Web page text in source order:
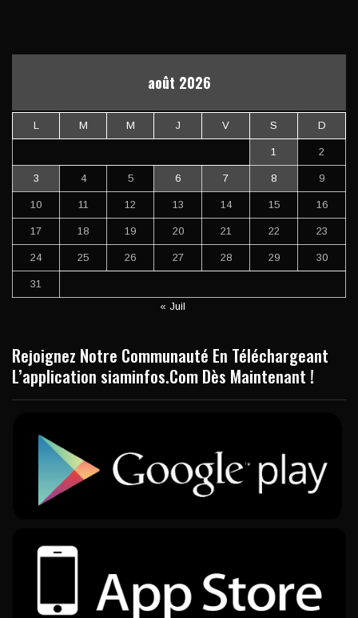
août 2026
L M M J V S D
1 2
3 4 5 6 7 8 9
10 11 12 13 14 15 16
17 18 19 20 21 22 23
24 25 26 27 28 29 30
31
« Juil
Rejoignez Notre Communauté En Téléchargeant
L’application siaminfos.Com Dès Maintenant !